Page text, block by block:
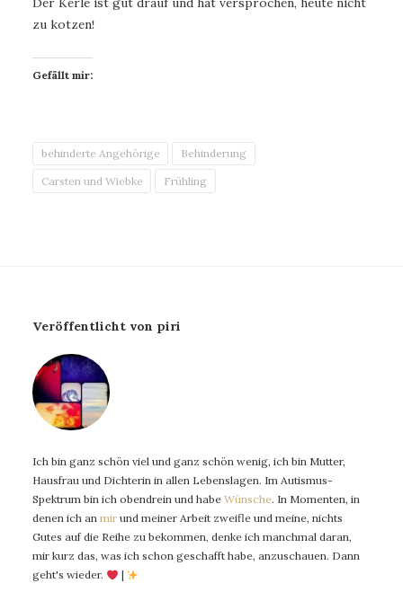
zu kotzen!
Gefällt mir:
behinderte Angehörige Behinderung
Carsten und Wiebke Frühling
Veröffentlicht von piri
Ich bin ganz schön viel und ganz schön wenig, ich bin Mutter,
Hausfrau und Dichterin in allen Lebenslagen. Im Autismus-
Spektrum bin ich obendrein und habe Wünsche. In Momenten, in
denen ich an mir und meiner Arbeit zweifle und meine, nichts
Gutes auf die Reihe zu bekommen, denke ich manchmal daran,
mir kurz das, was ich schon geschafft habe, anzuschauen. Dann
geht's wieder.
|